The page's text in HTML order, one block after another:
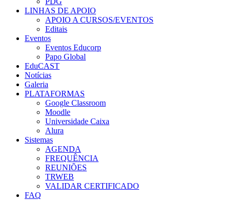
LINHAS DE APOIO
APOIO A CURSOS/EVENTOS
Editais
Eventos
Eventos Educorp
Papo Global
EduCAST
Notícias
Galeria
PLATAFORMAS
Google Classroom
Moodle
Universidade Caixa
Alura
Sistemas
AGENDA
FREQUÊNCIA
REUNIÕES
TRWEB
VALIDAR CERTIFICADO
FAQ